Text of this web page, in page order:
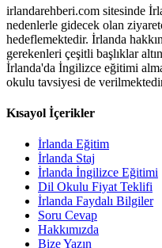
irlandarehberi.com sitesinde
nedenlerle gidecek olan
hedeflemektedir. İrlanda
gerekenleri çeşitli başlıklar
İrlanda'da İngilizce eğitimi
okulu tavsiyesi de
Kısayol İçerikler
İrlanda Eğitim
İrlanda Staj
İrlanda İngilizce Eğitimi
Dil Okulu Fiyat Teklifi
İrlanda Faydalı Bilgiler
Soru Cevap
Hakkımızda
Bize Yazın